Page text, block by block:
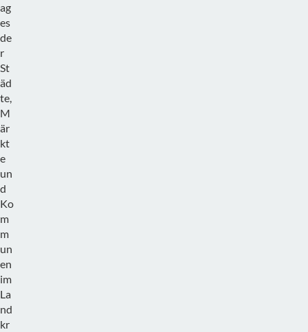
ag
es
de
r
St
äd
te,
M
är
kt
e
un
d
Ko
m
m
un
en
im
La
nd
kr